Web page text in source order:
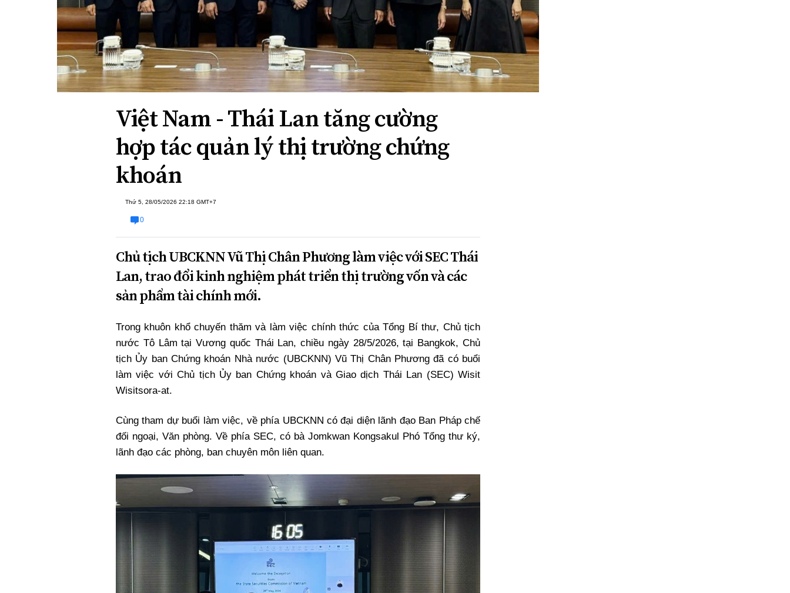
Xi nhan Trái Phải
Bạn đọc viết
Việt Nam - Thái Lan tăng cường
hợp tác quản lý thị trường chứng
khoán
Thứ 5, 28/05/2026 22:18 GMT+7
0
Chủ tịch UBCKNN Vũ Thị Chân Phương làm việc với SEC Thái
Lan, trao đổi kinh nghiệm phát triển thị trường vốn và các
sản phẩm tài chính mới.
Trong khuôn khổ chuyến thăm và làm việc chính thức của Tổng Bí thư, Chủ tịch
nước Tô Lâm tại Vương quốc Thái Lan, chiều ngày 28/5/2026, tại Bangkok, Chủ
tịch Ủy ban Chứng khoán Nhà nước (UBCKNN) Vũ Thị Chân Phương đã có buổi
làm việc với Chủ tịch Ủy ban Chứng khoán và Giao dịch Thái Lan (SEC) Wisit
Wisitsora-at.
Cùng tham dự buổi làm việc, về phía UBCKNN có đại diện lãnh đạo Ban Pháp chế
đối ngoại, Văn phòng. Về phía SEC, có bà Jomkwan Kongsakul Phó Tổng thư ký,
lãnh đạo các phòng, ban chuyên môn liên quan.